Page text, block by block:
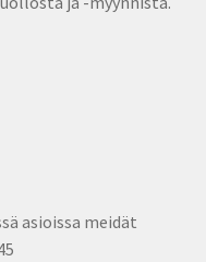
asioissa meidät